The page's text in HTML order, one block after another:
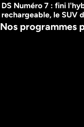
DS Numéro 7 : fini
rechargeable, le SUV
passe au 100%
à l'hybride léger
Nos programmes